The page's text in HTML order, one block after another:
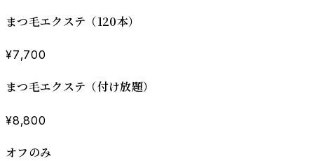
まつ毛エクステ（120本）
¥7,700
まつ毛エクステ（付け放題）
¥8,800
オフのみ